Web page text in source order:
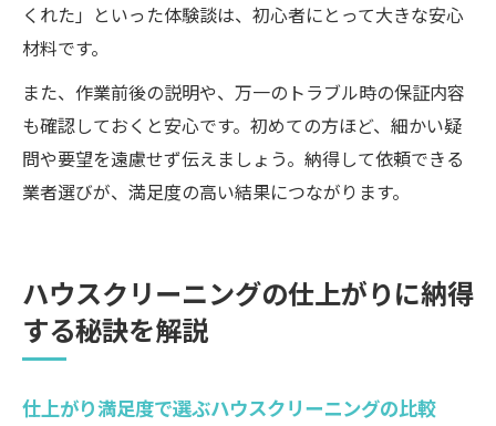
くれた」といった体験談は、初心者にとって大きな安心
材料です。
また、作業前後の説明や、万一のトラブル時の保証内容
も確認しておくと安心です。初めての方ほど、細かい疑
問や要望を遠慮せず伝えましょう。納得して依頼できる
業者選びが、満足度の高い結果につながります。
ハウスクリーニングの仕上がりに納得
する秘訣を解説
仕上がり満足度で選ぶハウスクリーニングの比較